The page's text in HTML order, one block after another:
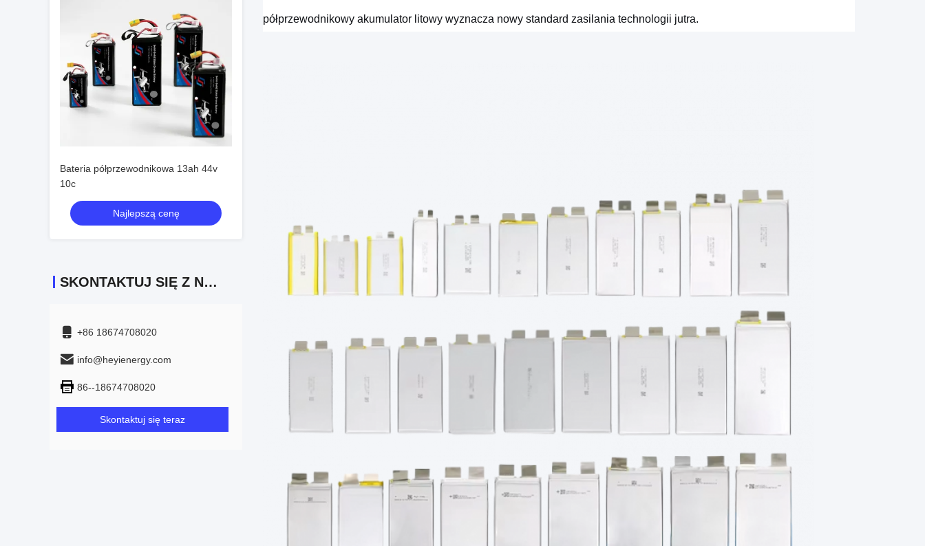
Bateria półprzewodnikowa 13ah 44v
10c
Najlepszą cenę
SKONTAKTUJ SIĘ Z NAMI
+86 18674708020
info@heyienergy.com
86--18674708020
Skontaktuj się teraz
półprzewodnikowy akumulator litowy wyznacza nowy standard zasilania technologii jutra.